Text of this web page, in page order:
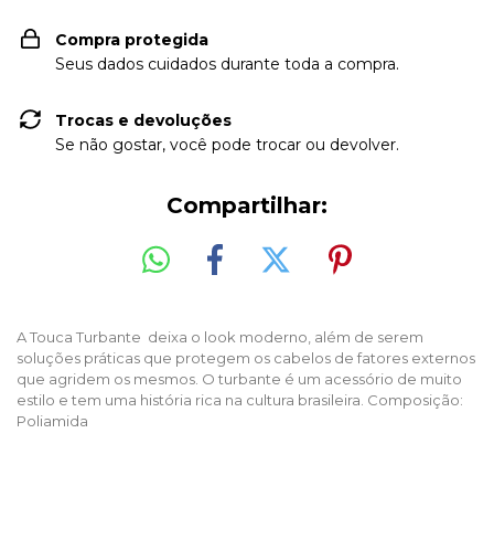
Compra protegida
Seus dados cuidados durante toda a compra.
Trocas e devoluções
Se não gostar, você pode trocar ou devolver.
Compartilhar:
A Touca Turbante deixa o look moderno, além de serem
soluções práticas que protegem os cabelos de fatores externos
que agridem os mesmos. O turbante é um acessório de muito
estilo e tem uma história rica na cultura brasileira. Composição:
Poliamida